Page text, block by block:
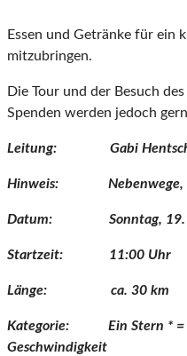
Essen und Getränke für ein
mitzubringen.
Die Tour und der Besuch
Spenden werden jedoch
Leitung: Gabi
Hinweis: Nebenwege,
Datum: Sonntag, 19.
Startzeit: 11:00 Uhr
Länge: ca. 30 km
Kategorie: Ein Stern * =
Geschwindigkeit